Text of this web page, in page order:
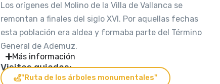
Los orígenes del Molino de la Villa de Vallanca se
remontan a finales del siglo XVI. Por aquellas fechas
esta población era aldea y formaba parte del Término
General de Ademuz.
Más información
Visitas guiadas:
"Ruta de los árboles monumentales"